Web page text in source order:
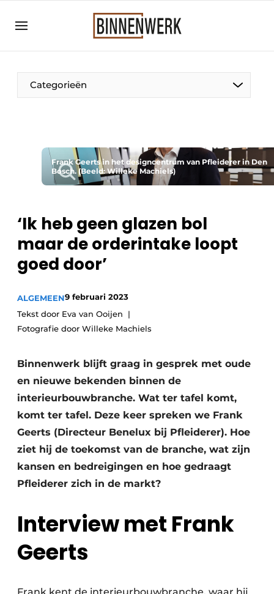
Aanmelden
Bedrijven
Binnenwerk | Hét magazine voor de
Direct contact
Evenement aanmelden
Nieuwsbrief
Podcasts
Privacy / Cookie statement
Vacatures
Categorieën
Frank Geerts in het designcentrum van Pfleiderer in Den
Bosch. (Beeld: Willeke Machiels)
‘Ik heb geen glazen bol
maar de orderintake loopt
goed door’
ALGEMEEN9 februari 2023
Tekst door Eva van Ooijen
Fotografie door Willeke Machiels
Binnenwerk blijft graag in gesprek met oude
en nieuwe bekenden binnen de
interieurbouwbranche. Wat ter tafel komt,
komt ter tafel. Deze keer spreken we Frank
Geerts (Directeur Benelux bij Pfleiderer). Hoe
ziet hij de toekomst van de branche, wat zijn
kansen en bedreigingen en hoe gedraagt
Pfleiderer zich in de markt?
Interview met Frank
Geerts